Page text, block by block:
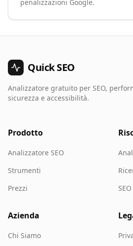
penalizzazioni Google.
Quick SEO
Analizzatore gratuito per SEO,
sicurezza e accessibilità.
Prodotto
Analizzatore SEO
Strumenti
Prezzi
Azienda
Chi Siamo